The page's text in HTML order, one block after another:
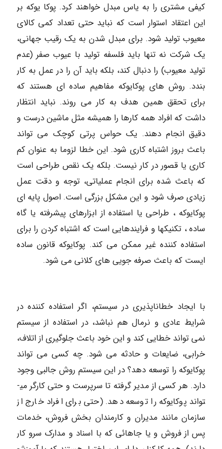
کیفی مشتری را به یاس مبدل خواهند کرد. پوکا یوکه بر
این اعتقاد استوار است که نباید حتی تعداد کمی کالای
معیوب تولید شود. برای مبدل شدن به یک رقیب جهانی،‌
یک شرکت نه تنها باید فلسفه تولید با عیوب صفر (عدم
تولید معیوب) را دنبال کند، بلکه باید آن را در عمل به کار
بندد. روش های پوکایوکه مفاهیم ساده ای هستند که
برای تحقق همین هدف به کار می روند. نباید انتظار
داشت که افراد همه کارها را همیشه مثل ماشین درست و
دقیق انجام دهند. یک حواس پرتی کوچک می تواند
باعث بروز اشتباه کاری شود. این خطا لزوما به عنوان کم
کاری یا قصور در کار نیست. بلکه یک نقص طراحی است
که باعث شده برای انجام عملیاتی، توجه و دقت عمل
زیادی صرف شود و این مشکل بزرگی است. اصول پایه ای
پوکایوکه ، طراحی یا استفاده از ابزارهای پیشرفته یا گاه
ساده ، تکنیک­ها و فرایندهایی است که اشتباه کردن را برای
استفاده کننده غیر ممکن می­ کند. پوکایوکه قانون ساده
ایست که باعث صرفه جویی­ های کلانی می­ شود.
با ایجاد خطاناپذیری در سیستم، اگر استفاده کننده در
شرایط عادی و نرمال هم نباشد، در استفاده از سیستم
نمی تواند خطایی کند و این خود باعث جلوگیری از اتلاف،
خرابی، ضایعات و حادثه می شود. چه کسی می تواند
پوکایوکه را توسعه دهد؟ در این سیستم روش جالبی وجود
دارد. هر کسی از مدیر گرفته تا سرپرست و حتی کارگر می­
تواند پوکایوکه را توسعه دهد. (حتی برای افراد خارج از
سازمان مانند مدیران و کارمندان بخش فروش، خدمات
پس از فروش و یا جاهائی که با اسناد و مدارک سرو کار